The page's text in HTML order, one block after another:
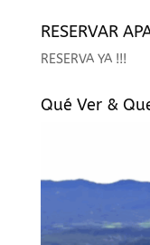
RESERVAR
RESERVA YA !!!
Qué Ver &